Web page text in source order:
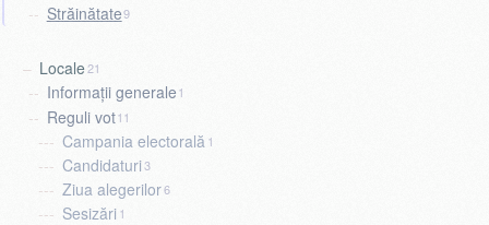
Străinătate9
Locale21
Informații generale1
Reguli vot11
Campania electorală1
Candidaturi3
Ziua alegerilor6
Sesizări1